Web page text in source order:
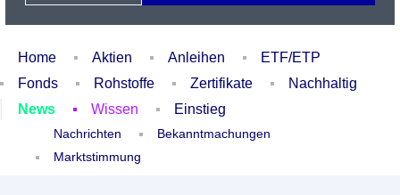
Home Aktien Anleihen
ETF/ETP
Fonds
Rohstoffe Zertifikate
Nachhaltig
News
Wissen Einstieg
Nachrichten
Bekanntmachungen
Marktstimmung